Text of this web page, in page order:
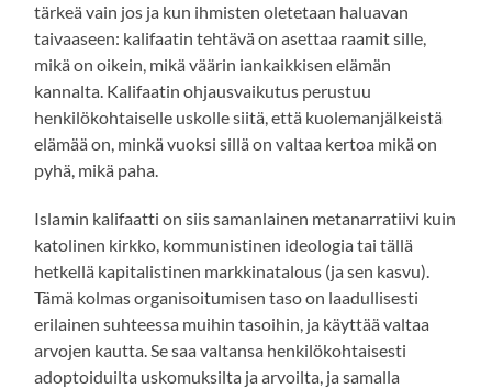
tärkeä vain jos ja kun ihmisten oletetaan haluavan
taivaaseen: kalifaatin tehtävä on asettaa raamit sille,
mikä on oikein, mikä väärin iankaikkisen elämän
kannalta. Kalifaatin ohjausvaikutus perustuu
henkilökohtaiselle uskolle siitä, että kuolemanjälkeistä
elämää on, minkä vuoksi sillä on valtaa kertoa mikä on
pyhä, mikä paha.
Islamin kalifaatti on siis samanlainen metanarratiivi kuin
katolinen kirkko, kommunistinen ideologia tai tällä
hetkellä kapitalistinen markkinatalous (ja sen kasvu).
Tämä kolmas organisoitumisen taso on laadullisesti
erilainen suhteessa muihin tasoihin, ja käyttää valtaa
arvojen kautta. Se saa valtansa henkilökohtaisesti
adoptoiduilta uskomuksilta ja arvoilta, ja samalla